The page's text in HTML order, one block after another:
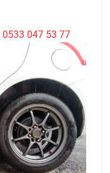
0533 047 53 77